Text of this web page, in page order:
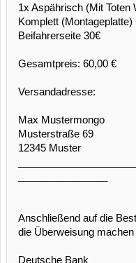
1x Aspährisch (Mit
Komplett
Beifahrerseite 30€
Gesamtpreis: 60,00 €
Versandadresse:
Max Mustermongo
Musterstraße 69
12345 Muster
Anschließend auf die
die Überweisung
Deutsche Bank